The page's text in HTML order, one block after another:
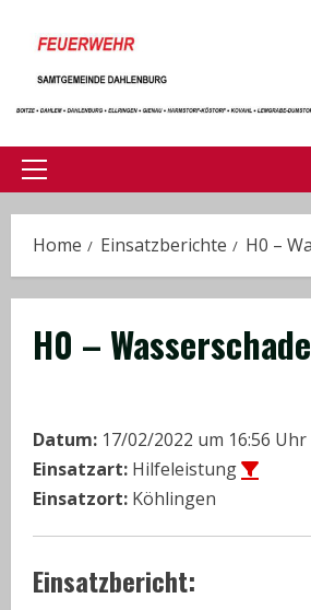
content
Primary
Home Einsatzberichte H0 –
H0 –
Datum: 17/02/2022 um 16:56 Uhr
Einsatzart: Hilfeleistung
Einsatzort: Köhlingen
Einsatzbericht: